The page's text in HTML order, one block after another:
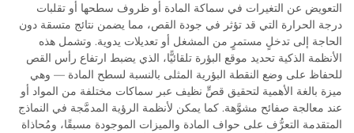
التعويض عن التغيرات في سماكة المادة أو ظروف سطحها أو تقلبات
درجة الحرارة التي قد تؤثر في جودة القص، مما يضمن نتائج متسقة دون
الحاجة إلى تدخلٍ مستمرٍ من المشغل أو تعديلات يدوية. وتشمل هذه
الأنظمة الذكية تحديد موقع البؤرة تلقائيًّا، الذي يضبط ارتفاع رأس القص
للحفاظ على وضع النقطة البؤرية المثلى بالنسبة لسطح المادة — وهي
ميزة بالغة الأهمية لتحقيق قصٍّ نظيف عبر سماكات مختلفة من المواد أو
عند معالجة صفائح مشوَّهة. كما يمكن لأنظمة الرؤية المدمَّجة في النماذج
المتقدمة التعرُّف على حواف المادة والميزات الموجودة مسبقًا، ومُحاذاة